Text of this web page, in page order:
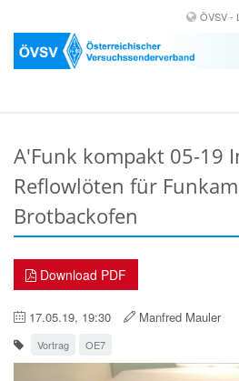
ÖVSV -
A'Funk kompakt 05-19
Reflowlöten für
Brotbackofen
Download PDF
17.05.19, 19:30 Manfred Mauler
Vortrag OE7